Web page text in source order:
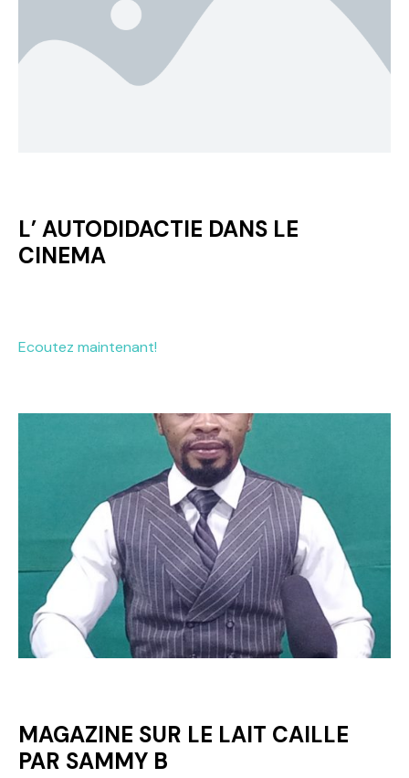
L’ AUTODIDACTIE DANS LE
CINEMA
Ecoutez maintenant!
MAGAZINE SUR LE LAIT CAILLE
PAR SAMMY B